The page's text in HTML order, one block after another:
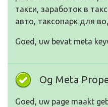
такси, заработок в
авто, таксопарк для
Goed, uw bevat meta
Og Meta
Goed, uw page maakt